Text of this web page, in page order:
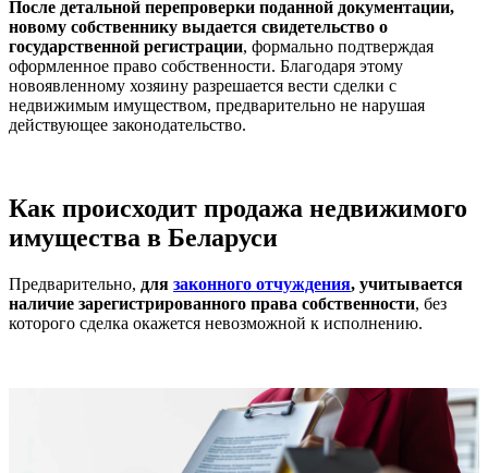
После детальной перепроверки поданной документации,
новому собственнику выдается свидетельство о
государственной регистрации, формально подтверждая
оформленное право собственности. Благодаря этому
новоявленному хозяину разрешается вести сделки с
недвижимым имуществом, предварительно не нарушая
действующее законодательство.
Как происходит продажа недвижимого
имущества в Беларуси
Предварительно, для законного отчуждения, учитывается
наличие зарегистрированного права собственности, без
которого сделка окажется невозможной к исполнению.